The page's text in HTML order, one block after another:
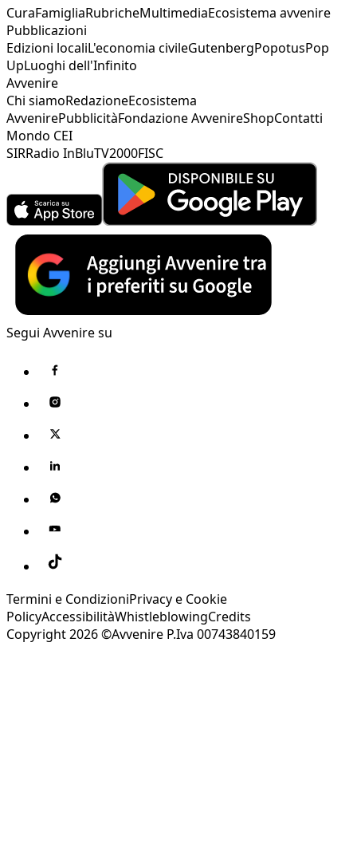
CuraFamigliaRubricheMultimediaEcosistema avvenire
Pubblicazioni
Edizioni localiL'economia civileGutenbergPopotusPop
UpLuoghi dell'Infinito
Avvenire
Chi siamoRedazioneEcosistema
AvvenirePubblicitàFondazione AvvenireShopContatti
Mondo CEI
SIRRadio InBluTV2000FISC
Segui Avvenire su
Termini e CondizioniPrivacy e Cookie
PolicyAccessibilitàWhistleblowingCredits
Copyright 2026 ©Avvenire P.Iva 00743840159